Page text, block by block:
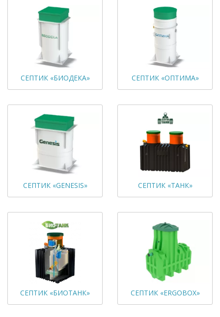
СЕПТИК «БИОДЕКА» СЕПТИК «ОПТИМА»
СЕПТИК «GENESIS» СЕПТИК «ТАНК»
СЕПТИК «БИОТАНК» СЕПТИК «ERGOBOX»